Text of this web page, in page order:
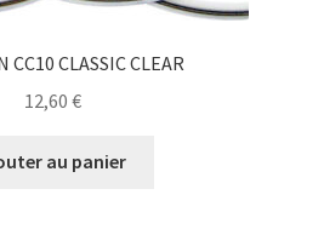
CC10 CLASSIC CLEAR
12,60 €
au panier